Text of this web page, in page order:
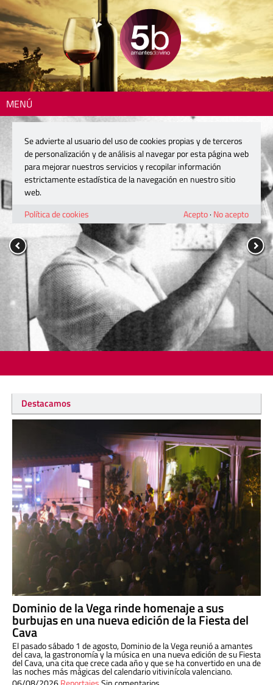
MENÚ
Destacamos
Dominio de la Vega rinde homenaje a sus
burbujas en una nueva edición de la Fiesta del
Cava
El pasado sábado 1 de agosto, Dominio de la Vega reunió a amantes
del cava, la gastronomía y la música en una nueva edición de su Fiesta
del Cava, una cita que crece cada año y que se ha convertido en una de
las noches más mágicas del calendario vitivinícola valenciano.
Se advierte al usuario del uso de cookies propias y de terceros
de personalización y de análisis al navegar por esta página web
para mejorar nuestros servicios y recopilar información
estrictamente estadística de la navegación en nuestro sitio
web.
Política de cookies
Acepto· No acepto